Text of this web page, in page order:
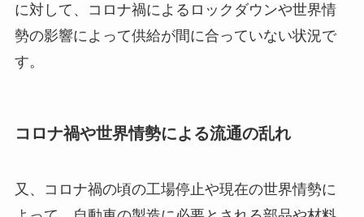
に対して、コロナ禍によるロックダウンや世界情
勢の影響によって供給が間に合っていない状況で
す。
コロナ禍や世界情勢による流通の乱れ
又、コロナ禍の頃の工場停止や現在の世界情勢に